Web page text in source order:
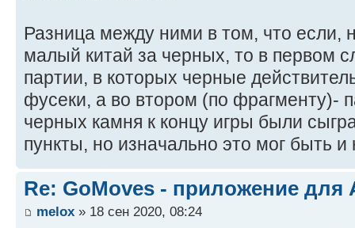
Разница между ними в том, что если,
малый китай за черных, то в первом
партии, в которых черные
фусеки, а во втором (по фрагменту)-
черных камня к концу игры были
пункты, но изначально это мог быть
Re: GoMoves - приложение для
melox » 18 сен 2020, 08:24